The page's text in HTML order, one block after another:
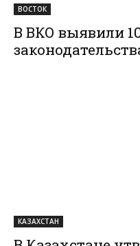
ВОСТОК
В ВКО выявили
КАЗАХСТАН